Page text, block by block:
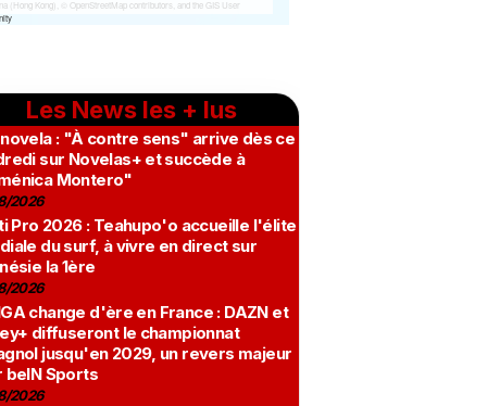
Les News les + lus
: "À contre sens" arrive dès ce
sur Novelas+ et succède à
Montero"
2026
Pro 2026 : Teahupo'o accueille l'élite
du surf, à vivre en direct sur
la 1ère
2026
change d'ère en France : DAZN et
diffuseront le championnat
jusqu'en 2029, un revers majeur
beIN Sports
2026